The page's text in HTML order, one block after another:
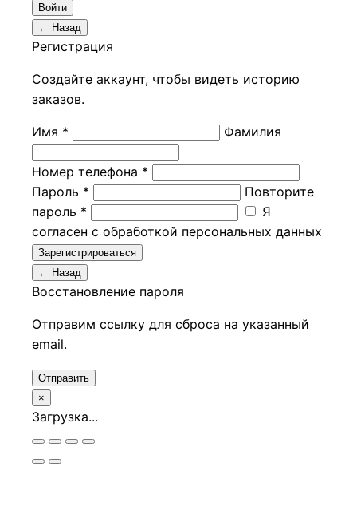
Войти
← Назад
Регистрация
Создайте аккаунт, чтобы видеть историю
заказов.
Имя * Фамилия
Номер телефона *
Пароль *
Повторите
пароль *
Я
согласен с обработкой персональных данных
Зарегистрироваться
← Назад
Восстановление пароля
Отправим ссылку для сброса на указанный
email.
Отправить
×
Загрузка...